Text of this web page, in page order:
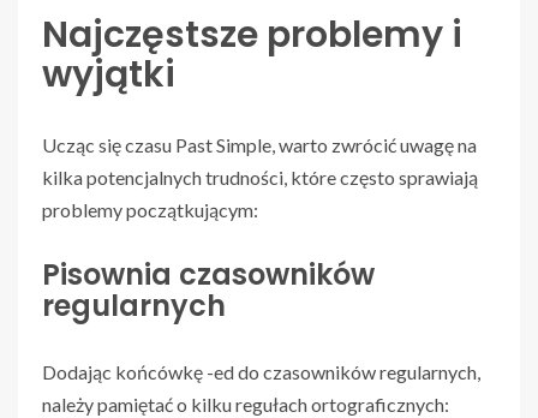
Najczęstsze problemy i
wyjątki
Ucząc się czasu Past Simple, warto zwrócić uwagę na
kilka potencjalnych trudności, które często sprawiają
problemy początkującym:
Pisownia czasowników
regularnych
Dodając końcówkę -ed do czasowników regularnych,
należy pamiętać o kilku regułach ortograficznych: